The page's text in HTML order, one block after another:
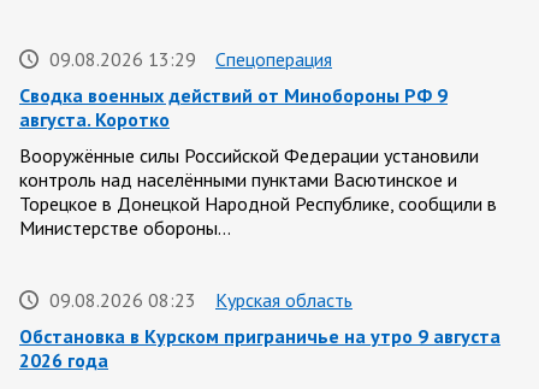
09.08.2026 13:29
Спецоперация
Сводка военных действий от Минобороны РФ 9
августа. Коротко
Вооружённые силы Российской Федерации установили
контроль над населёнными пунктами Васютинское и
Торецкое в Донецкой Народной Республике, сообщили в
Министерстве обороны…
09.08.2026 08:23
Курская область
Обстановка в Курском приграничье на утро 9 августа
2026 года